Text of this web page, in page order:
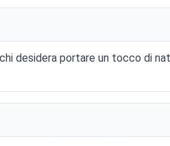
desidera portare un tocco di